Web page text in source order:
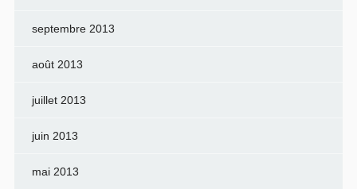
septembre 2013
août 2013
juillet 2013
juin 2013
mai 2013